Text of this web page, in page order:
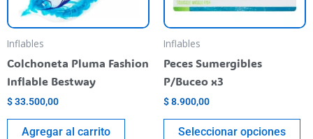
Inflables
Colchoneta Pluma Fashion
Inflable Bestway
$33.500,00
Agregar al carrito
Inflables
Peces Sumergibles
P/Buceo x3
$8.900,00
Seleccionar opciones